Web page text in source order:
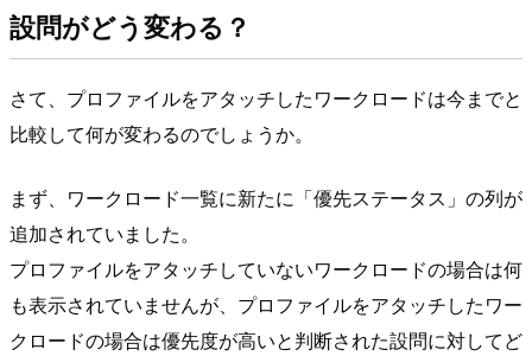
設問がどう変わる？
さて、プロファイルをアタッチしたワークロードは今までと
比較して何が変わるのでしょうか。
まず、ワークロード一覧に新たに「優先ステータス」の列が
追加されていました。
プロファイルをアタッチしていないワークロードの場合は何
も表示されていませんが、プロファイルをアタッチしたワー
クロードの場合は優先度が高いと判断された設問に対してど